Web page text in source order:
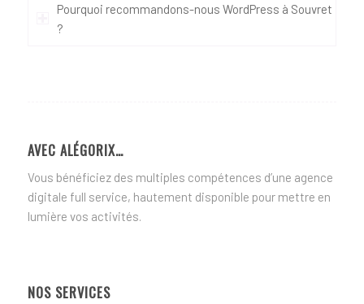
Pourquoi recommandons-nous WordPress à Souvret
?
AVEC ALÉGORIX…
Vous bénéficiez des multiples compétences d’une agence
digitale full service, hautement disponible pour mettre en
lumière vos activités.
NOS SERVICES